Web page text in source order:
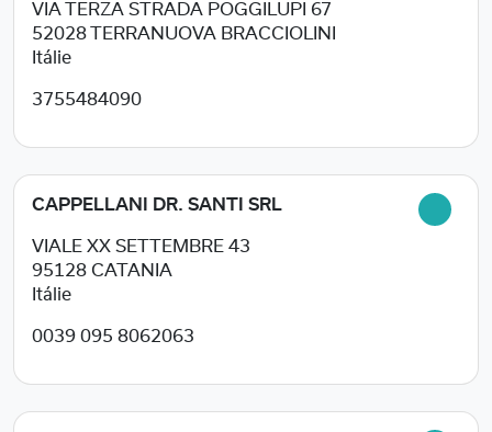
VIA TERZA STRADA POGGILUPI 67
52028
TERRANUOVA BRACCIOLINI
Itálie
3755484090
CAPPELLANI DR. SANTI SRL
VIALE XX SETTEMBRE 43
95128 CATANIA
Itálie
0039 095 8062063